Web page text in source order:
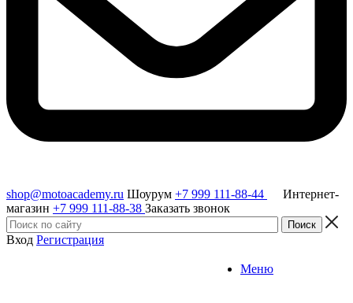
shop@motoacademy.ru Шоурум +7 999 111-88-44
Интернет-
магазин +7 999 111-88-38 Заказать звонок
Вход Регистрация
Меню